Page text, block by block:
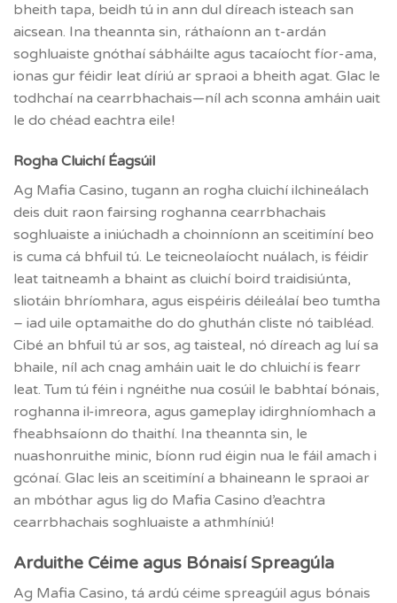
bheith tapa, beidh tú in ann dul díreach isteach san
aicsean. Ina theannta sin, ráthaíonn an t-ardán
soghluaiste gnóthaí sábháilte agus tacaíocht fíor-ama,
ionas gur féidir leat díriú ar spraoi a bheith agat. Glac le
todhchaí na cearrbhachais—níl ach sconna amháin uait
le do chéad eachtra eile!
Rogha Cluichí Éagsúil
Ag Mafia Casino, tugann an rogha cluichí ilchineálach
deis duit raon fairsing roghanna cearrbhachais
soghluaiste a iniúchadh a choinníonn an sceitimíní beo
is cuma cá bhfuil tú. Le teicneolaíocht nuálach, is féidir
leat taitneamh a bhaint as cluichí boird traidisiúnta,
sliotáin bhríomhara, agus eispéiris déileálaí beo tumtha
– iad uile optamaithe do do ghuthán cliste nó taibléad.
Cibé an bhfuil tú ar sos, ag taisteal, nó díreach ag luí sa
bhaile, níl ach cnag amháin uait le do chluichí is fearr
leat. Tum tú féin i ngnéithe nua cosúil le babhtaí bónais,
roghanna il-imreora, agus gameplay idirghníomhach a
fheabhsaíonn do thaithí. Ina theannta sin, le
nuashonruithe minic, bíonn rud éigin nua le fáil amach i
gcónaí. Glac leis an sceitimíní a bhaineann le spraoi ar
an mbóthar agus lig do Mafia Casino d’eachtra
cearrbhachais soghluaiste a athmhíniú!
Arduithe Céime agus Bónaisí Spreagúla
Ag Mafia Casino, tá ardú céime spreagúil agus bónais